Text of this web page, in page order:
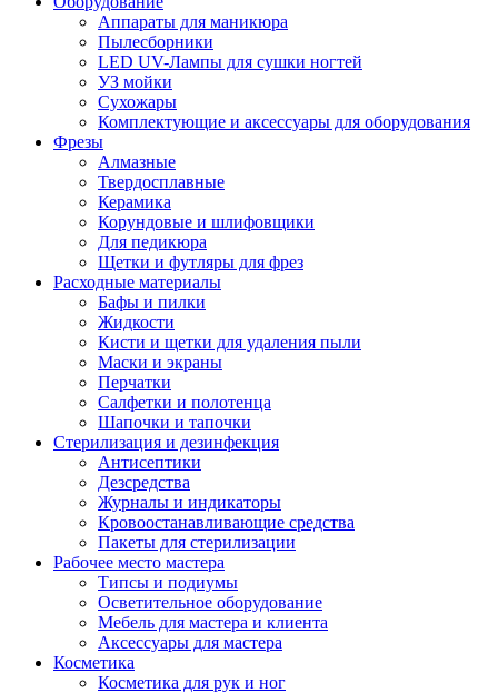
Аппараты для маникюра
Пылесборники
LED UV-Лампы для сушки ногтей
УЗ мойки
Сухожары
Комплектующие и аксессуары для оборудования
Фрезы
Алмазные
Твердосплавные
Керамика
Корундовые и шлифовщики
Для педикюра
Щетки и футляры для фрез
Расходные материалы
Бафы и пилки
Жидкости
Кисти и щетки для удаления пыли
Маски и экраны
Перчатки
Салфетки и полотенца
Шапочки и тапочки
Стерилизация и дезинфекция
Антисептики
Дезсредства
Журналы и индикаторы
Кровоостанавливающие средства
Пакеты для стерилизации
Рабочее место мастера
Типсы и подиумы
Осветительное оборудование
Мебель для мастера и клиента
Аксессуары для мастера
Косметика
Косметика для рук и ног